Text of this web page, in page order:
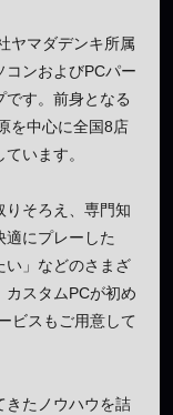
ヤマダデンキ所属
ンおよびPCパー
す。前身となる
を中心に全国8店
います。
りそろえ、専門知
にプレーした
い」などのさまざ
カスタムPCが初め
ビスもご用意して
きたノウハウを詰